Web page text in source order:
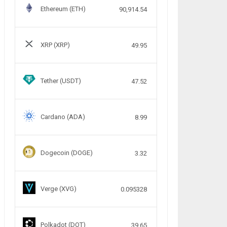
Ethereum (ETH) 90,914.54
XRP (XRP) 49.95
Tether (USDT) 47.52
Cardano (ADA) 8.99
Dogecoin (DOGE) 3.32
Verge (XVG) 0.095328
Polkadot (DOT) 39.65